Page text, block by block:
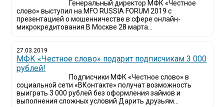
Генеральный директор МФК «Честное
слово» выступил на MFO RUSSIA FORUM 2019 с
презентацией о мошенничестве в сфере онлайн-
микрокредитования В Москве 28 марта...
27.03.2019
МФК «Честное слово» подарит подписчикам 3 000
рублей!
Подписчики МФК «Честное слово» в
социальной сети «ВКонтакте» получат возможность
выиграть 3 000 рублей без оформления займов и
выполнения сложных условий Дарить друзьям...